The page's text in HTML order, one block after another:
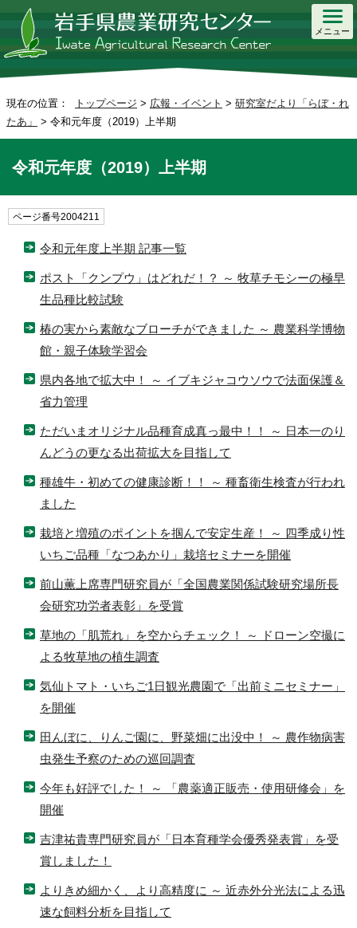
メニュー
現在の位置： トップページ > 広報・イベント > 研究室だより「らぼ・れ
たあ」
> 令和元年度（2019）上半期
令和元年度（2019）上半期
ページ番号2004211
令和元年度上半期 記事一覧
ポスト「クンプウ」はどれだ！？ ～ 牧草チモシーの極早
生品種比較試験
椿の実から素敵なブローチができました ～ 農業科学博物
館・親子体験学習会
県内各地で拡大中！ ～ イブキジャコウソウで法面保護＆
省力管理
ただいまオリジナル品種育成真っ最中！！ ～ 日本一のり
んどうの更なる出荷拡大を目指して
種雄牛・初めての健康診断！！ ～ 種畜衛生検査が行われ
ました
栽培と増殖のポイントを掴んで安定生産！ ～ 四季成り性
いちご品種「なつあかり」栽培セミナーを開催
前山薫上席専門研究員が「全国農業関係試験研究場所長
会研究功労者表彰」を受賞
草地の「肌荒れ」を空からチェック！ ～ ドローン空撮に
よる牧草地の植生調査
気仙トマト・いちご1日観光農園で「出前ミニセミナー」
を開催
田んぼに、りんご園に、野菜畑に出没中！ ～ 農作物病害
虫発生予察のための巡回調査
今年も好評でした！ ～ 「農薬適正販売・使用研修会」を
開催
吉津祐貴専門研究員が「日本育種学会優秀発表賞」を受
賞しました！
よりきめ細かく、より高精度に ～ 近赤外分光法による迅
速な飼料分析を目指して